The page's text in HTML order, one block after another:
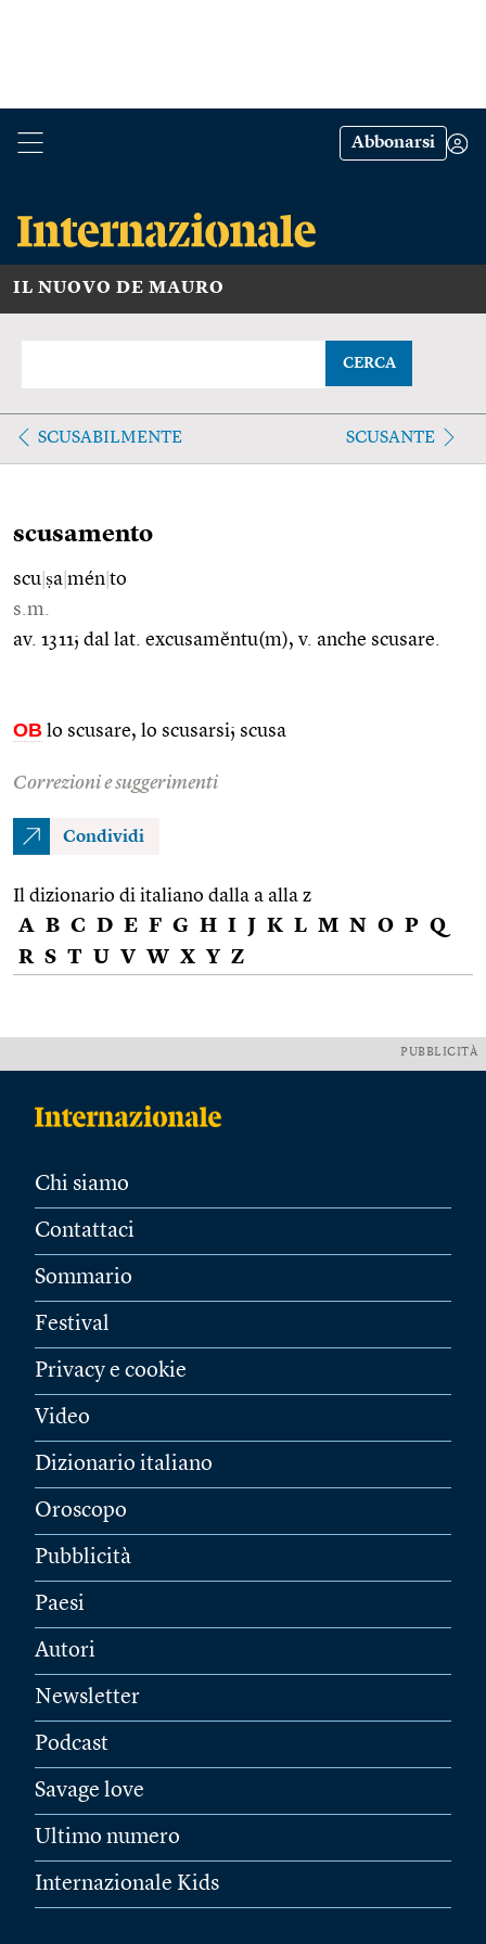
Abbonarsi
IL NUOVO DE MAURO
CERCA
SCUSABILMENTE SCUSANTE
scusamento
scu ṣa mén to
s.m.
av. 1311; dal lat. excusamĕntu(m), v. anche scusare.
OB lo scusare, lo scusarsi; scusa
Correzioni e suggerimenti
Condividi
Il dizionario di italiano dalla a alla z
A B C D E F G H I J K L M N O P Q
R S T U V W X Y Z
PUBBLICITÀ
Chi siamo
Contattaci
Sommario
Festival
Privacy e cookie
Video
Dizionario italiano
Oroscopo
Pubblicità
Paesi
Autori
Newsletter
Podcast
Savage love
Ultimo numero
Internazionale Kids